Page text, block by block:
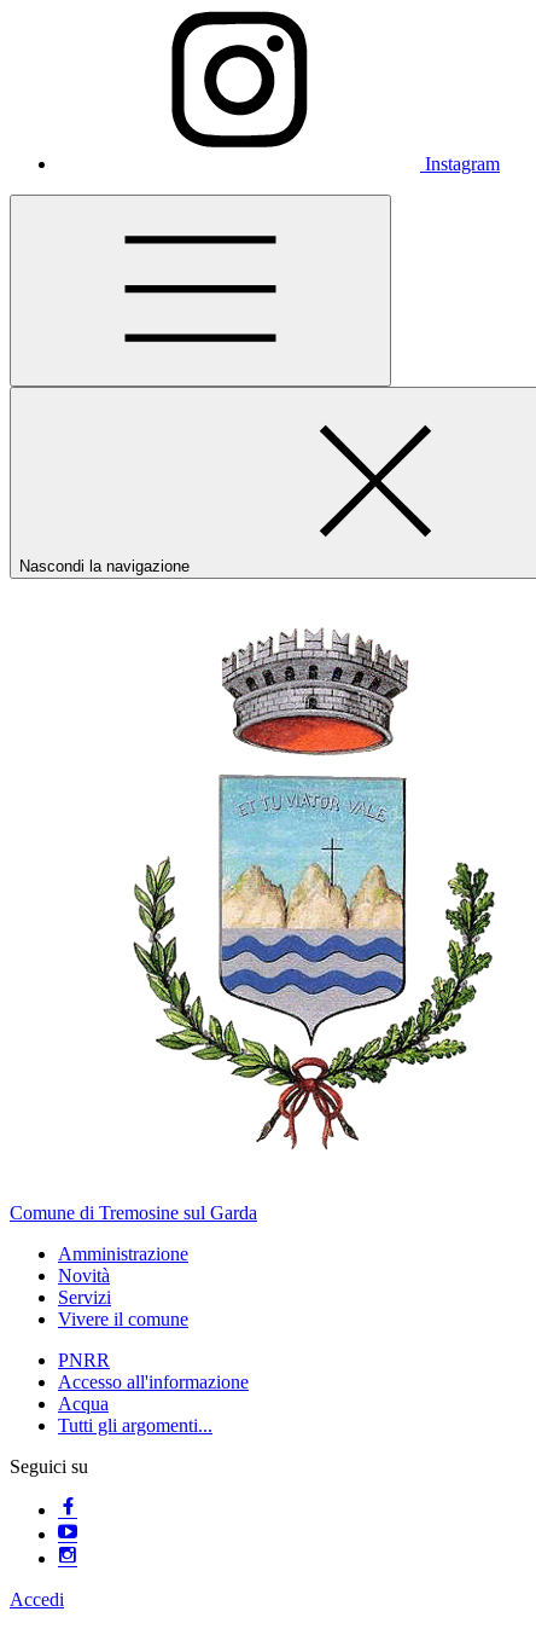
Instagram
Nascondi la navigazione
Comune di Tremosine sul Garda
Amministrazione
Novità
Servizi
Vivere il comune
PNRR
Accesso all'informazione
Acqua
Tutti gli argomenti...
Seguici su
Accedi